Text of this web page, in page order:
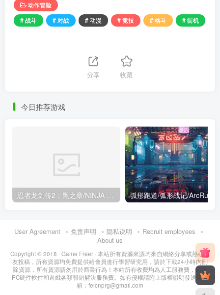
动作冒险
# 战斗
# 对战 # 动漫 # 竞技 # 格斗 # 街机
分享 收藏
今日推荐游戏
忍者龙剑传2：黑之章/NINJA GAIDEN 2 Black （豪华版+预购奖励+全DLC） 弧形跑道/弧形战记/
User Agreement 免责声明 隐私说明
Recruit employees
About us
Copyright © 2018 · Game Freer · 本站所有資源來源均來自網絡分享或熱心網
友投稿，所有資源均免費提供給會員進行學習研究用，請於下載24小時內刪
除資源，所有資源請勿用於商業行為！本站所有收費均為人工服務費，包含
PC硬件軟件和遊戲各類報錯解決服務費。如有侵權請附上版權證明發送至郵
箱：feicnprg@gmail.com